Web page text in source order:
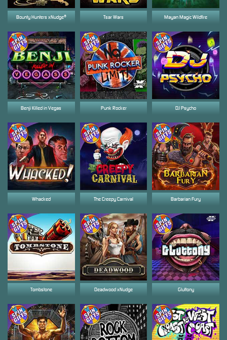
Tsar Wars
Bounty Hunters xNudge®
Benji Killed in Vegas
Barbarian Fury
Gluttony
Mayan Magic Wildfire
Deadwood xNudge
DJ Psycho
Tombstone
Punk Rocker
The Creepy Carnival
Whacked